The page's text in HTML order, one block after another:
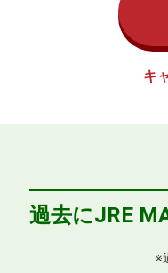
キ
過去にJRE
※